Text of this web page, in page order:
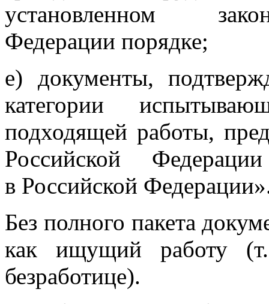
установленном
Федерации порядке;
е) документы,
категории
подходящей работы,
Российской
в Российской
Без полного пакета
как ищущий работу
безработице).